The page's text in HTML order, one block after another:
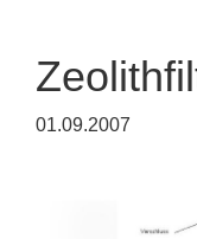
01.09.2007